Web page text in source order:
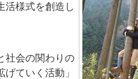
活様式を創造し
社会の関わりの
ていく活動」